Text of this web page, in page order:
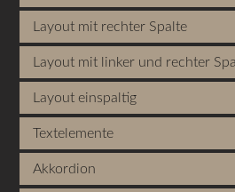
Layout mit rechter Spalte
Layout mit linker und rechter
Layout einspaltig
Textelemente
Akkordion